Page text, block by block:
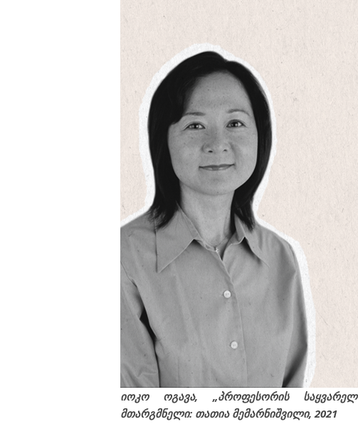
იოკო ოგავა, „პროფესორის
მთარგმნელი: თათია მემარნიშვილი, 2021